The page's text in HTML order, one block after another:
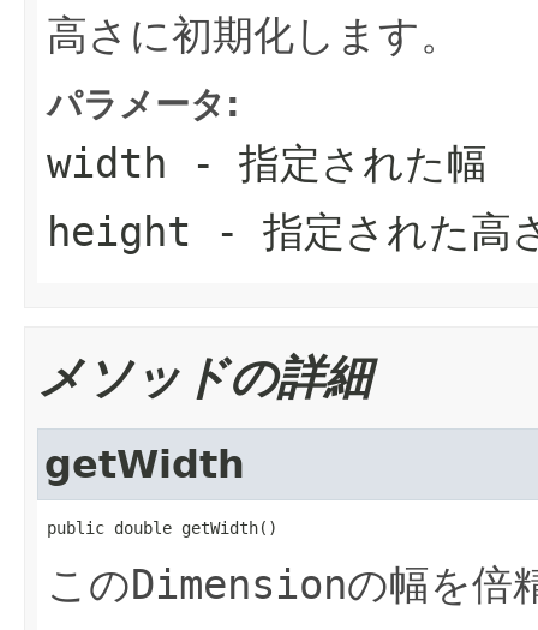
高さに初期化します。
パラメータ:
width - 指定された幅
height - 指定された高
メソッドの詳細
getWidth
public double getWidth()
このDimensionの幅を倍